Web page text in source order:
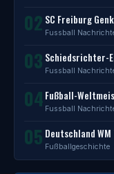
02 SC Freiburg
Fussball
03 Schiedsrichter-
Fussball
04 Fußball-
Fussball
05 Deutschland
Fußballgeschichte